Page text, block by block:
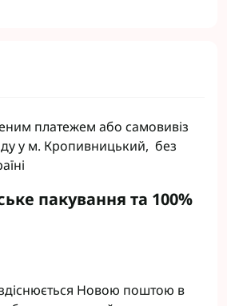
платежем або самовивіз
у м. Кропивницький, без
пакування та 100%
Новою поштою в